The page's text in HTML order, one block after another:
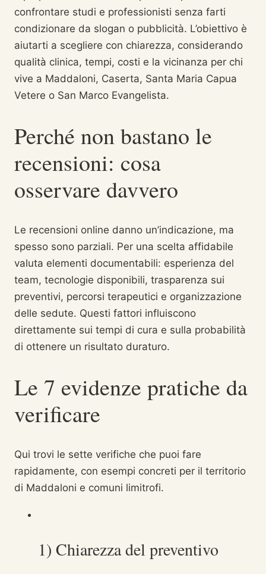
confrontare studi e professionisti senza farti
condizionare da slogan o pubblicità. L’obiettivo è
aiutarti a scegliere con chiarezza, considerando
qualità clinica, tempi, costi e la vicinanza per chi
vive a Maddaloni, Caserta, Santa Maria Capua
Vetere o San Marco Evangelista.
Perché non bastano le
recensioni: cosa
osservare davvero
Le recensioni online danno un’indicazione, ma
spesso sono parziali. Per una scelta affidabile
valuta elementi documentabili: esperienza del
team, tecnologie disponibili, trasparenza sui
preventivi, percorsi terapeutici e organizzazione
delle sedute. Questi fattori influiscono
direttamente sui tempi di cura e sulla probabilità
di ottenere un risultato duraturo.
Le 7 evidenze pratiche da
verificare
Qui trovi le sette verifiche che puoi fare
rapidamente, con esempi concreti per il territorio
di Maddaloni e comuni limitrofi.
1) Chiarezza del preventivo